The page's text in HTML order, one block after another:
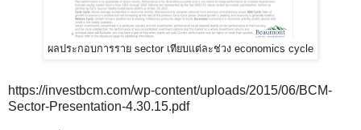
ผลประกอบการราย sector เทียบแต่ละช่วง economics cycle
https://investbcm.com/wp-content/uploads/2015/06/BCM-
Sector-Presentation-4.30.15.pdf